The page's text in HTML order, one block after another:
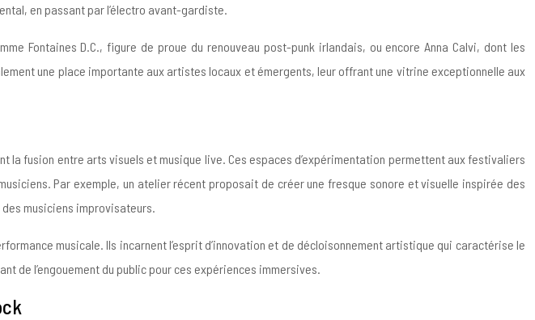
en passant par l’électro avant-gardiste.
Fontaines D.C., figure de proue du renouveau post-punk irlandais, ou encore Anna Calvi, dont les
une place importante aux artistes locaux et émergents, leur offrant une vitrine exceptionnelle aux
fusion entre arts visuels et musique live. Ces espaces d’expérimentation permettent aux festivaliers
Par exemple, un atelier récent proposait de créer une fresque sonore et visuelle inspirée des
musiciens improvisateurs.
musicale. Ils incarnent l’esprit d’innovation et de décloisonnement artistique qui caractérise le
de l’engouement du public pour ces expériences immersives.